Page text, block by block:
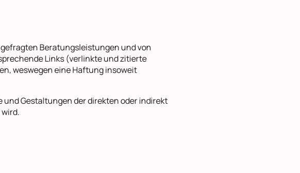
Beratungsleistungen und von
Links (verlinkte und zitierte
weswegen eine Haftung insoweit
Gestaltungen der direkten oder indirekt